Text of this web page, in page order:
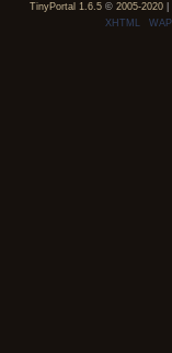
TinyPortal 1.6.5© 2005-2020|
XHTML